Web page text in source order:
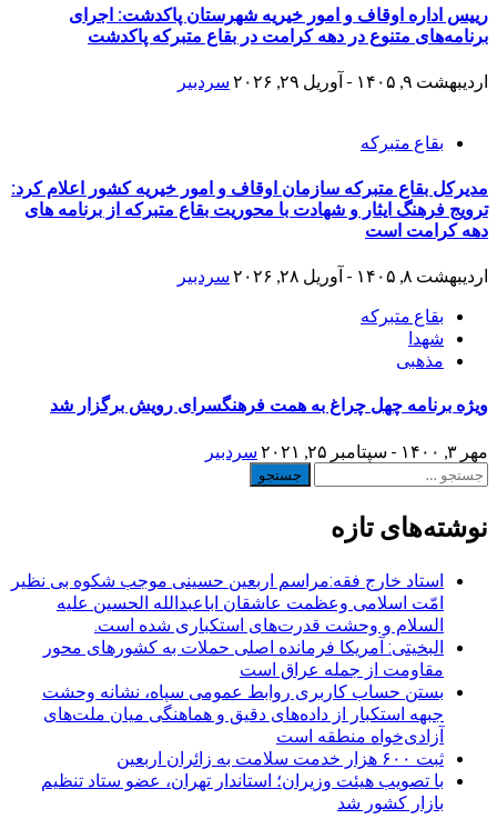
رییس اداره اوقاف و امور خیریه شهرستان پاکدشت: اجرای
برنامه‌های متنوع در دهه کرامت در بقاع متبرکه پاکدشت
اردیبهشت ۹, ۱۴۰۵ - آوریل ۲۹, ۲۰۲۶ سردبیر
بقاع متبرکه
مدیرکل بقاع متبرکه سازمان اوقاف و امور خیریه کشور اعلام کرد:
ترویج فرهنگ ایثار و شهادت با محوریت بقاع متبرکه از برنامه های
دهه کرامت است
اردیبهشت ۸, ۱۴۰۵ - آوریل ۲۸, ۲۰۲۶
سردبیر
بقاع متبرکه
شهدا
مذهبی
ویژه برنامه چهل چراغ به همت فرهنگسرای رویش برگزار شد
مهر ۳, ۱۴۰۰ - سپتامبر ۲۵, ۲۰۲۱
سردبیر
جستجو
برای:
نوشته‌های تازه
استاد خارج فقه:مراسم اربعین حسینی موجب شکوه بی نظیر
امّت اسلامی وعظمت عاشقان اباعبدالله الحسین علیه
السلام و وحشت قدرت‌های استکباری شده است.
البخیتی: آمریکا فرمانده اصلی حملات به کشورهای محور
مقاومت از جمله عراق است
بستن حساب کاربری روابط عمومی سپاه، نشانه‌ وحشت
جبهه استکبار از داده‌های دقیق و هماهنگی میان ملت‌های
آزادی‌خواه منطقه است
ثبت ۶۰۰ هزار خدمت سلامت به زائران اربعین
با تصویب هیئت وزیران؛ استاندار تهران، عضو ستاد تنظیم
بازار کشور شد